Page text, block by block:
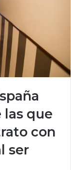
las que
con
ser